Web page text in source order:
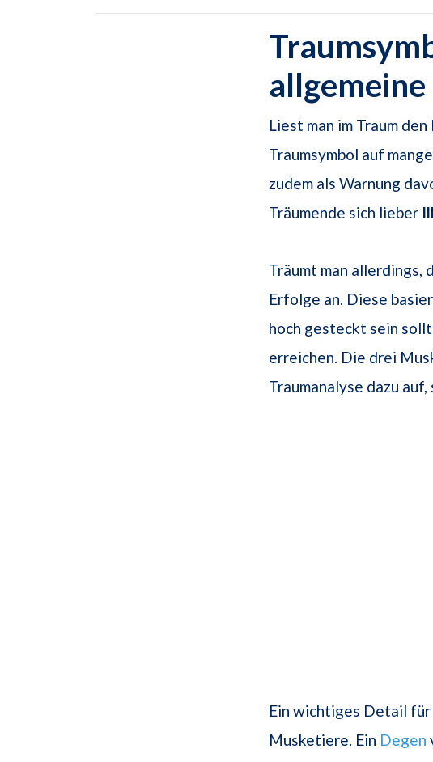
Liest man im Traum
Traumsymbol auf
zudem als Warnung
Träumende sich lieber
Träumt man allerdings,
Erfolge an. Diese
hoch gesteckt sein
erreichen. Die drei
Traumanalyse dazu
Ein wichtiges Detail für
Musketiere. Ein Degen